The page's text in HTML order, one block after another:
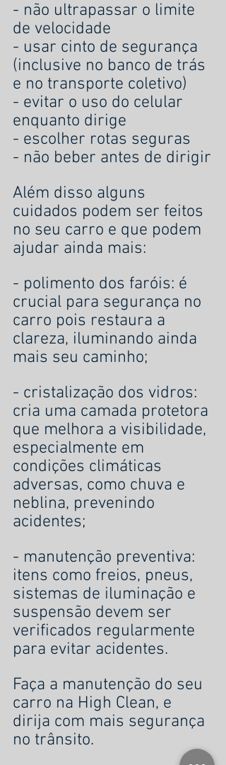
- não ultrapassar o limite
de velocidade
- usar cinto de segurança
(inclusive no banco de trás
e no transporte coletivo)
- evitar o uso do celular
enquanto dirige
- escolher rotas seguras
- não beber antes de dirigir
Além disso alguns
cuidados podem ser feitos
no seu carro e que podem
ajudar ainda mais:
- polimento dos faróis: é
crucial para segurança no
carro pois restaura a
clareza, iluminando ainda
mais seu caminho;
- cristalização dos vidros:
cria uma camada protetora
que melhora a visibilidade,
especialmente em
condições climáticas
adversas, como chuva e
neblina, prevenindo
acidentes;
- manutenção preventiva:
itens como freios, pneus,
sistemas de iluminação e
suspensão devem ser
verificados regularmente
para evitar acidentes.
Faça a manutenção do seu
carro na High Clean, e
dirija com mais segurança
no trânsito.